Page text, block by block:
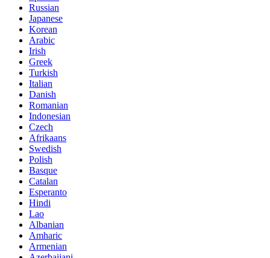
Russian
Japanese
Korean
Arabic
Irish
Greek
Turkish
Italian
Danish
Romanian
Indonesian
Czech
Afrikaans
Swedish
Polish
Basque
Catalan
Esperanto
Hindi
Lao
Albanian
Amharic
Armenian